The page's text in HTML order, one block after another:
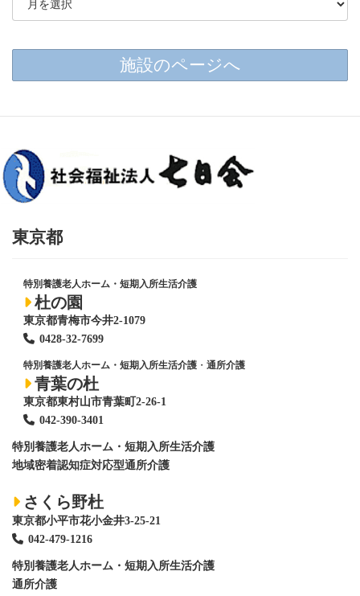
施設のページへ
東京都
特別養護老人ホーム・短期入所生活介護
杜の園
東京都青梅市今井2-1079
0428-32-7699
特別養護老人ホーム・短期入所生活介護 ・ 通所介護
青葉の杜
東京都東村山市青葉町2-26-1
042-390-3401
特別養護老人ホーム ・短期入所生活介護
地域密着認知症対応型通所介護
さくら野杜
東京都小平市花小金井3-25-21
042-479-1216
特別養護老人ホーム ・短期入所生活介護
通所介護